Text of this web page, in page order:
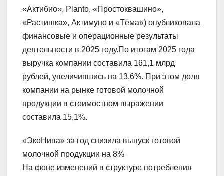
«Актибио», Planto, «Простоквашино»,
«Растишка», Актимуно и «Тёма») опубликовала
финансовые и операционные результаты
деятельности в 2025 году.По итогам 2025 года
выручка компании составила 161,1 млрд
рублей, увеличившись на 13,6%. При этом доля
компании на рынке готовой молочной
продукции в стоимостном выражении
составила 15,1%.
«ЭкоНива» за год снизила выпуск готовой
молочной продукции на 8%
На фоне изменений в структуре потребления